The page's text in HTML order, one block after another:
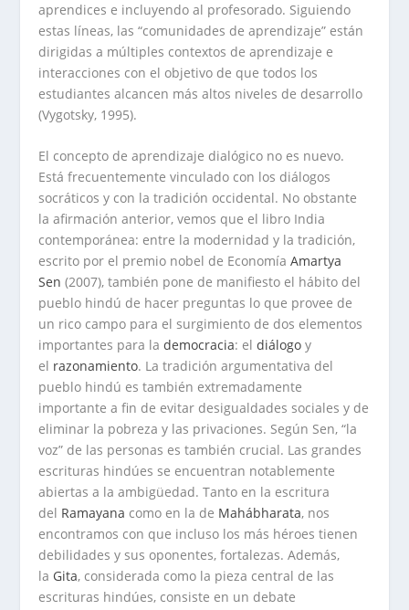
aprendices e incluyendo al profesorado. Siguiendo
estas líneas, las “comunidades de aprendizaje” están
dirigidas a múltiples contextos de aprendizaje e
interacciones con el objetivo de que todos los
estudiantes alcancen más altos niveles de desarrollo
(Vygotsky, 1995).
El concepto de aprendizaje dialógico no es nuevo.
Está frecuentemente vinculado con los diálogos
socráticos y con la tradición occidental. No obstante
la afirmación anterior, vemos que el libro India
contemporánea: entre la modernidad y la tradición,
escrito por el premio nobel de EconomíaAmartya
Sen (2007), también pone de manifiesto el hábito del
pueblo hindú de hacer preguntas lo que provee de
un rico campo para el surgimiento de dos elementos
importantes para lademocracia: eldiálogo y
el razonamiento. La tradición argumentativa del
pueblo hindú es también extremadamente
importante a fin de evitar desigualdades sociales y de
eliminar la pobreza y las privaciones. Según Sen, “la
voz” de las personas es también crucial. Las grandes
escrituras hindúes se encuentran notablemente
abiertas a la ambigüedad. Tanto en la escritura
del Ramayana como en la de Mahábharata, nos
encontramos con que incluso los más héroes tienen
debilidades y sus oponentes, fortalezas. Además,
la Gita, considerada como la pieza central de las
escrituras hindúes, consiste en un debate